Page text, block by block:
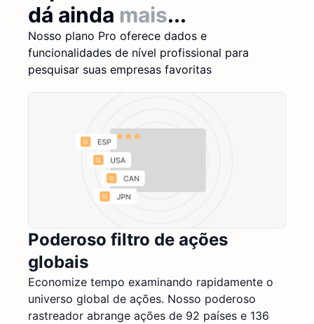
dá ainda mais...
Nosso plano Pro oferece dados e
funcionalidades de nível profissional para
pesquisar suas empresas favoritas
Poderoso filtro de ações
globais
Economize tempo examinando rapidamente o
universo global de ações. Nosso poderoso
rastreador abrange ações de 92 países e 136